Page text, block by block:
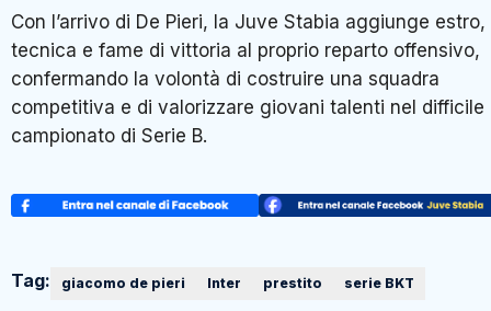
Con l’arrivo di De Pieri, la Juve Stabia aggiunge estro,
tecnica e fame di vittoria al proprio reparto offensivo,
confermando la volontà di costruire una squadra
competitiva e di valorizzare giovani talenti nel difficile
campionato di Serie B.
Tag: giacomo de pieri Inter prestito serie BKT